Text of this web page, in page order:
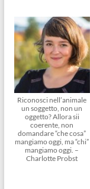
Riconosci nell’animale
un soggetto, non un
oggetto? Allora sii
coerente, non
domandare “che cosa”
mangiamo oggi, ma “chi”
mangiamo oggi. –
Charlotte Probst